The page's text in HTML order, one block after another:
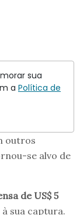
de
das
outros
se alvo de
de US$ 5
sua captura.
sua
a Política de